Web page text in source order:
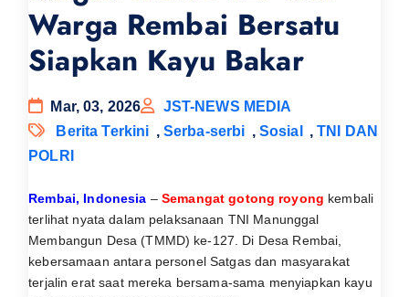
Warga Rembai Bersatu
Siapkan Kayu Bakar
Mar, 03, 2026
JST-NEWS MEDIA
Berita Terkini , Serba-serbi , Sosial ,TNI DAN
POLRI
Rembai, Indonesia – Semangat gotong royong kembali
terlihat nyata dalam pelaksanaan TNI Manunggal
Membangun Desa (TMMD) ke-127. Di Desa Rembai,
kebersamaan antara personel Satgas dan masyarakat
terjalin erat saat mereka bersama-sama menyiapkan kayu